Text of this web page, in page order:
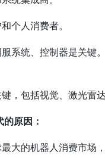
个人消费者。
系统、控制器是关键
，包括视觉、激光雷
原因：
大的机器人消费市场